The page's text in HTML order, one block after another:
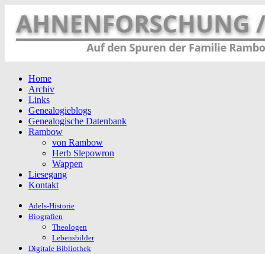
Home
Archiv
Links
Genealogieblogs
Genealogische Datenbank
Rambow
von Rambow
Herb Slepowron
Wappen
Liesegang
Kontakt
Adels-Historie
Biografien
Theologen
Lebensbilder
Digitale Bibliothek